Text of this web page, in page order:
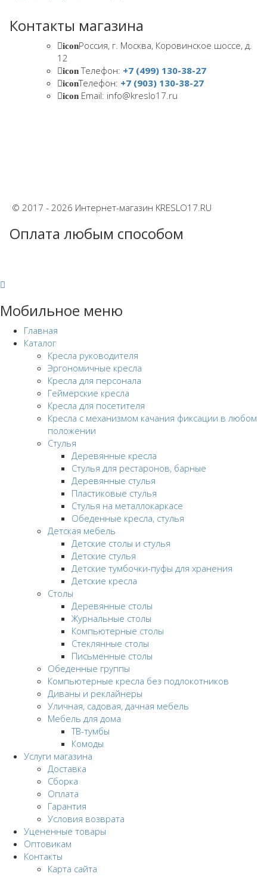
Контакты магазина
iconРоссия, г. Москва, Коровинское шоссе, д.
12
iconТелефон: +7 (499) 130-38-27
iconТелефон: +7 (903) 130-38-27
icon Email: info@kreslo17.ru
© 2017 - 2026 Интернет-магазин KRESLO17.RU
Оплата любым способом
Мобильное меню
Главная
Каталог
Кресла руководителя
Эргономичные кресла
Кресла для персонала
Геймерские кресла
Кресла для посетителя
Кресла с механизмом качания фиксации в любом
положении
Стулья
Деревянные кресла
Стулья для рестаронов, барные
Деревянные стулья
Пластиковые стулья
Стулья на металлокаркасе
Обеденные кресла, стулья
Детская мебель
Детские столы и стулья
Детские стулья
Детские тумбочки-пуфы для хранения
Детские кресла
Столы
Деревянные столы
Журнальные столы
Компьютерные столы
Стеклянные столы
Письменные столы
Обеденные группы
Компьютерные кресла без подлокотников
Диваны и реклайнеры
Уличная, садовая, дачная мебель
Мебель для дома
ТВ-тумбы
Комоды
Услуги магазина
Доставка
Сборка
Оплата
Гарантия
Условия возврата
Уцененные товары
Оптовикам
Контакты
Карта сайта